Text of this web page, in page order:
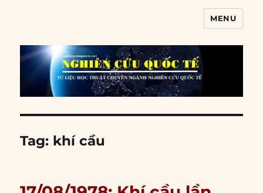
MENU
Tag: khí cầu